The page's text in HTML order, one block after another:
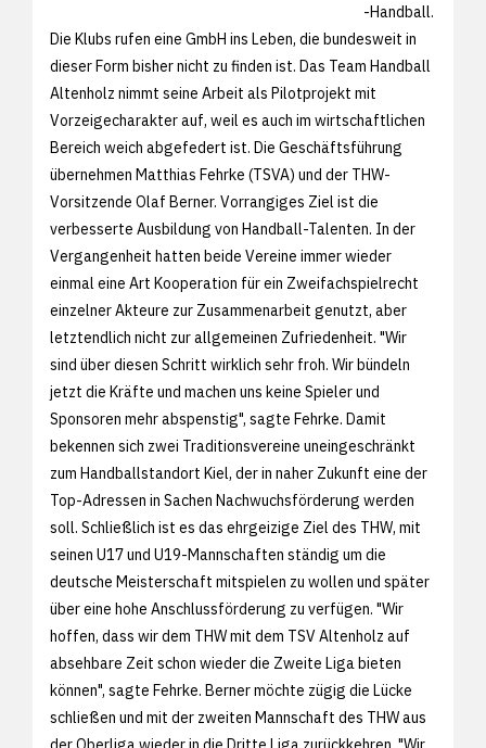
-Handball.
Die Klubs rufen eine GmbH ins Leben, die bundesweit in
dieser Form bisher nicht zu finden ist. Das Team Handball
Altenholz nimmt seine Arbeit als Pilotprojekt mit
Vorzeigecharakter auf, weil es auch im wirtschaftlichen
Bereich weich abgefedert ist. Die Geschäftsführung
übernehmen Matthias Fehrke (TSVA) und der THW-
Vorsitzende Olaf Berner. Vorrangiges Ziel ist die
verbesserte Ausbildung von Handball-Talenten. In der
Vergangenheit hatten beide Vereine immer wieder
einmal eine Art Kooperation für ein Zweifachspielrecht
einzelner Akteure zur Zusammenarbeit genutzt, aber
letztendlich nicht zur allgemeinen Zufriedenheit. "Wir
sind über diesen Schritt wirklich sehr froh. Wir bündeln
jetzt die Kräfte und machen uns keine Spieler und
Sponsoren mehr abspenstig", sagte Fehrke. Damit
bekennen sich zwei Traditionsvereine uneingeschränkt
zum Handballstandort Kiel, der in naher Zukunft eine der
Top-Adressen in Sachen Nachwuchsförderung werden
soll. Schließlich ist es das ehrgeizige Ziel des THW, mit
seinen U17 und U19-Mannschaften ständig um die
deutsche Meisterschaft mitspielen zu wollen und später
über eine hohe Anschlussförderung zu verfügen. "Wir
hoffen, dass wir dem THW mit dem TSV Altenholz auf
absehbare Zeit schon wieder die Zweite Liga bieten
können", sagte Fehrke. Berner möchte zügig die Lücke
schließen und mit der zweiten Mannschaft des THW aus